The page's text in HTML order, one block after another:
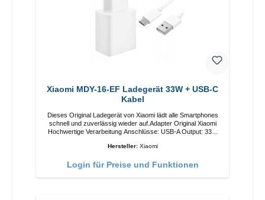
Xiaomi MDY-16-EF Ladegerät 33W + USB-C
Kabel
Dieses Original Ladegerät von Xiaomi lädt alle Smartphones
schnell und zuverlässig wieder auf.Adapter Original Xiaomi
Hochwertige Verarbeitung Anschlüsse: USB-A Output: 33W
Weiss
Hersteller: Xiaomi
Login für Preise und Funktionen